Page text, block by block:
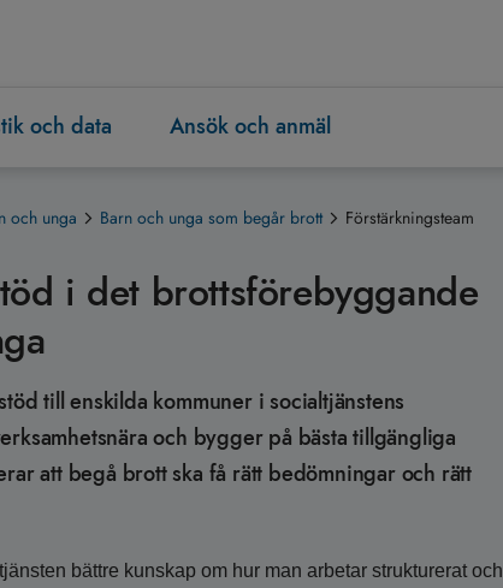
och data Ansök och anmäl
och unga Barn och unga som begår brott Förstärkningsteam
i det brottsförebyggande
till enskilda kommuner i socialtjänstens
och bygger på bästa tillgängliga
att begå brott ska få rätt bedömningar och rätt
bättre kunskap om hur man arbetar strukturerat och